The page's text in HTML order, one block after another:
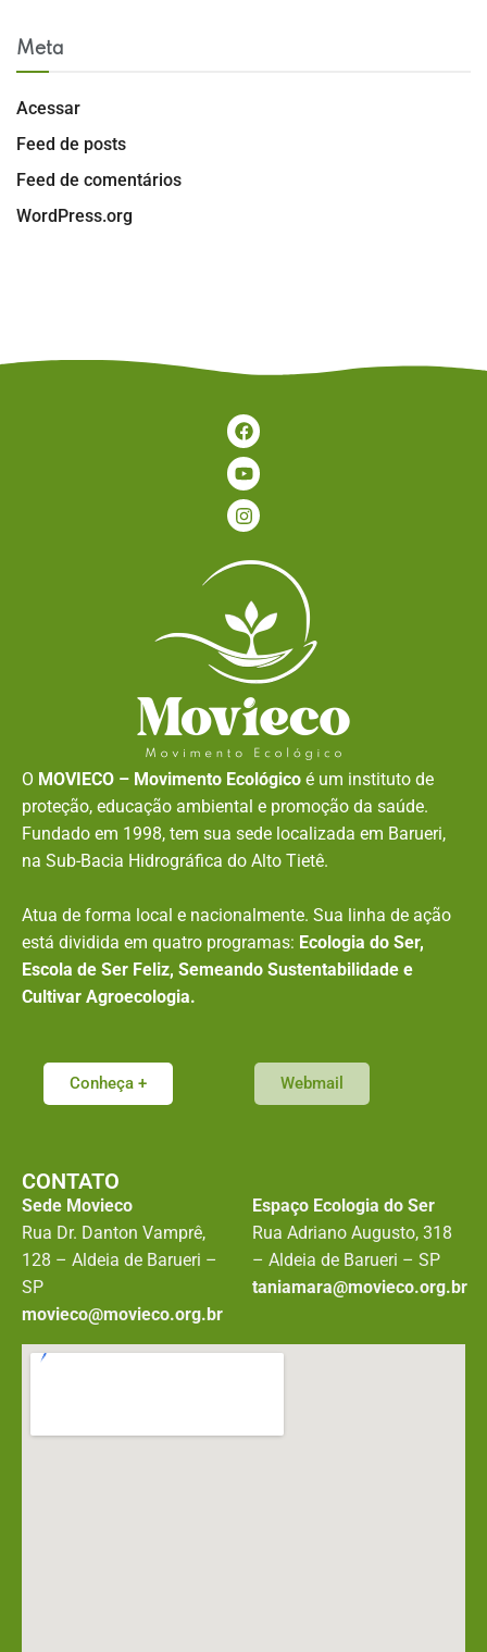
Meta
Acessar
Feed de posts
Feed de comentários
WordPress.org
O MOVIECO – Movimento Ecológico é um instituto de
proteção, educação ambiental e promoção da saúde.
Fundado em 1998, tem sua sede localizada em Barueri,
na Sub-Bacia Hidrográfica do Alto Tietê.
Atua de forma local e nacionalmente. Sua linha de ação
está dividida em quatro programas: Ecologia do Ser,
Escola de Ser Feliz, Semeando Sustentabilidade e
Cultivar Agroecologia.
Conheça + Webmail
CONTATO
Sede Movieco
Rua Dr. Danton Vamprê,
128 – Aldeia de Barueri –
SP
movieco@movieco.org.br
Espaço Ecologia do Ser
Rua Adriano Augusto, 318
– Aldeia de Barueri – SP
taniamara@movieco.org.br